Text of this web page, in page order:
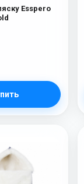
Esspero